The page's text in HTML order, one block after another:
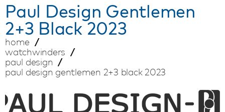
Paul Design Gentlemen
2+3 Black 2023
home
watchwinders
paul design
paul design gentlemen 2+3 black 2023